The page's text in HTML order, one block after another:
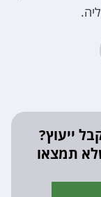
ייעוץ?
תמצאו